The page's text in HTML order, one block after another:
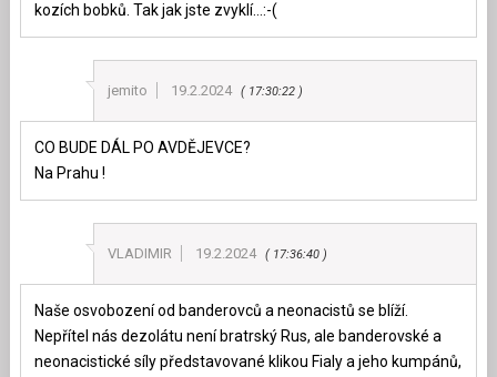
kozích bobků. Tak jak jste zvyklí…:-(
jemito 19.2.2024 17:30:22
CO BUDE DÁL PO AVDĚJEVCE?
Na Prahu !
VLADIMIR 19.2.2024 17:36:40
Naše osvobození od banderovců a neonacistů se blíží.
Nepřítel nás dezolátu není bratrský Rus, ale banderovské a
neonacistické síly představované klikou Fialy a jeho kumpánů,